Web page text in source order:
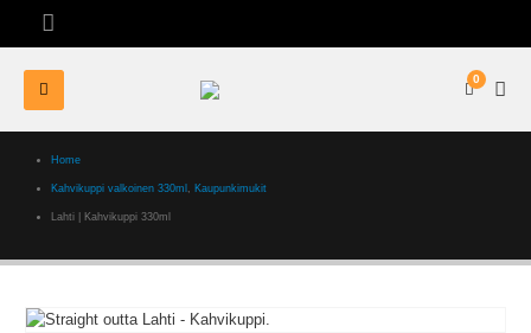
0
Home
Kahvikuppi valkoinen 330ml , Kaupunkimukit
Lahti | Kahvikuppi 330ml